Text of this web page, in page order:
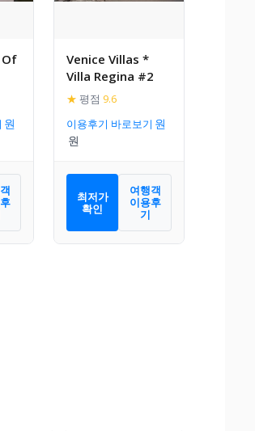
Of
Venice Villas *
Villa Regina #2
★ 평점 9.6
이용후기 바로보기
최저가
확인
여행객
이용후
기